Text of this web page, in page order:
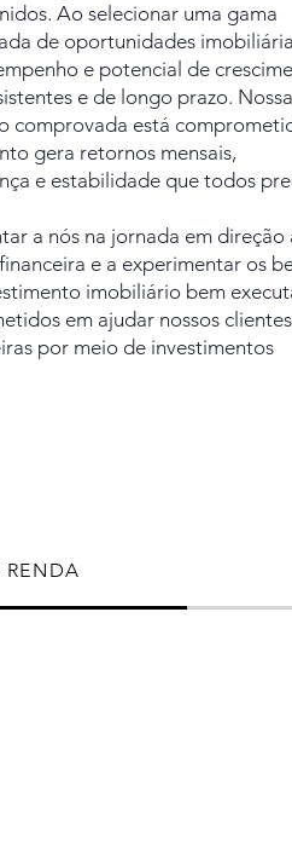
. Ao selecionar uma gama
de oportunidades
e potencial de
e de longo prazo. Nossa
comprovada está
gera retornos mensais,
e estabilidade que todos
a nós na jornada em direção
e a experimentar os
imobiliário bem
em ajudar nossos
por meio de investimentos
RENDA